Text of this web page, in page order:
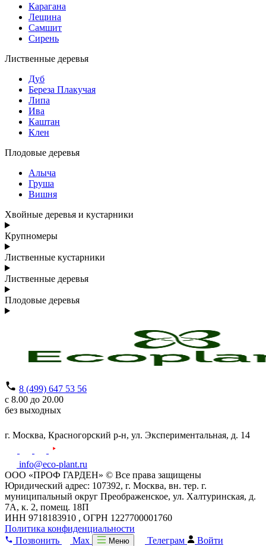
Карагана
Лещина
Самшит
Сирень
Лиственные деревья
Дуб
Береза Плакучая
Липа
Ива
Каштан
Клен
Плодовые деревья
Алыча
Груша
Вишня
Хвойные деревья и кустарники
Крупномеры
Лиственные кустарники
Лиственные деревья
Плодовые деревья
8 (499) 647 53 56
с 8.00 до 20.00
без выходных
г. Москва, Красногорский р-н, ул. Экспериментальная, д. 14
info@eco-plant.ru
ООО «ПРОФ ГАРДЕН» © Все права защищены
Юридический адрес: 107392, г. Москва, вн. тер. г.
муниципальный округ Преображенское, ул. Халтуринская, д.
7А, к. 2, помещ. 18П
ИНН 9718183910 , ОГРН 1227700001760
Политика конфиденциальности
Позвонить
Max Меню Телеграм Войти